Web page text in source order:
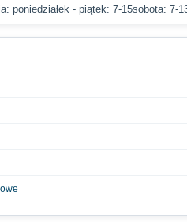
poniedziałek - piątek: 7-15sobota: 7-